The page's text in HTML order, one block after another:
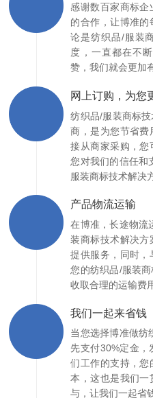
感谢数百家商标
的合作，让博准的
论是纺织品/服装
度，一直都在不
赞，我们就会更加
网上订购，为您
纺织品/服装商标
商，是为您节省费
接从商家采购，您
您对我们的信任和
服装商标技术解决
产品物流运输
在博准，长途物流
装商标技术解决方
提供服务，同时，
您的纺织品/服装
收取合理的运输费
我们一起来省钱
当您选择博准做纺
先支付30%定金
们工作的支持，您
本，这也是我们一
与，让我们一起省